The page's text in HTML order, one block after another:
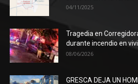
04/11/2025
Tragedia en
durante incendio en
08/06/2026
GRESCA DEJA UN